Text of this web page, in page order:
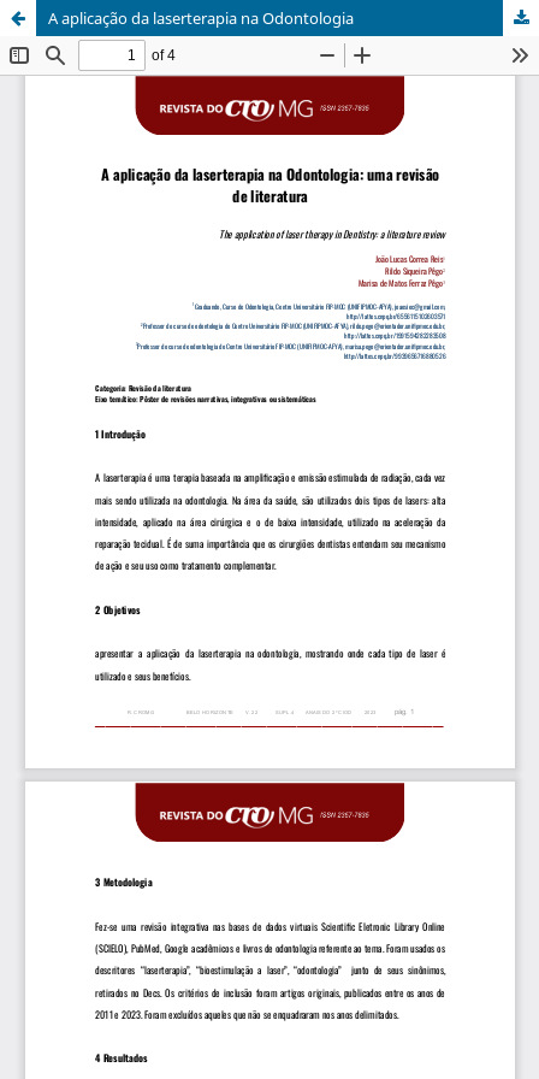
A aplicação da laserterapia na Odontologia